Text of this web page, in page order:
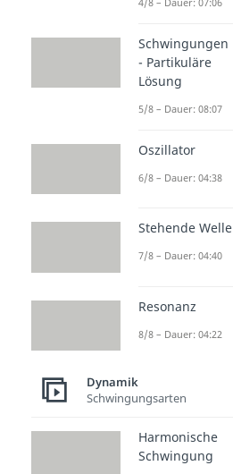
Schwingungen
- Partikuläre
Lösung
5/8 – Dauer: 08:07
Oszillator
6/8 – Dauer: 04:38
Stehende Welle
7/8 – Dauer: 04:40
Resonanz
8/8 – Dauer: 04:22
Dynamik
Schwingungsarten
Harmonische
Schwingung